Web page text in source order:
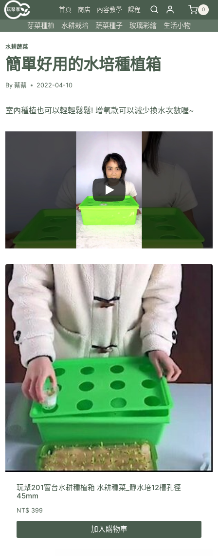
Skip
to
首頁 商店 內容教學 課程 0
芽菜種植 水耕栽培 蔬菜種子 玻璃彩繪 生活小物
水耕蔬菜
簡單好用的水培種植箱
By 蔡蔡 2022-04-10
室內種植也可以輕輕鬆鬆! 增氧款可以減少換水次數喔~
玩聚201窗台水耕種植箱 水耕種菜_靜水培12槽孔徑
45mm
NT$ 399
加入購物車